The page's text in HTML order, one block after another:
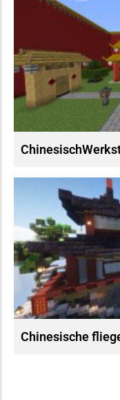
Chinesische